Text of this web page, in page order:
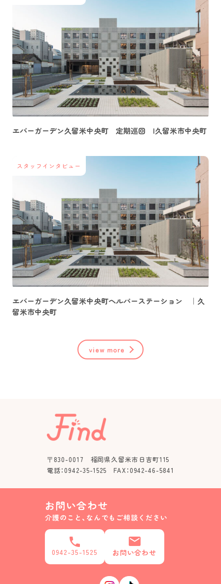
エバーガーデン久留米中央町 定期巡回 |久留米市中央町
スタッフインタビュー
エバーガーデン久留米中央町ヘルパーステーション ｜久
留米市中央町
view more
〒830-0017 福岡県久留米市日吉町115
電話：0942-35-1525 FAX：0942-46-5841
お問い合わせ
介護のこと、なんでもご相談ください
0942-35-1525 お問い合わせ